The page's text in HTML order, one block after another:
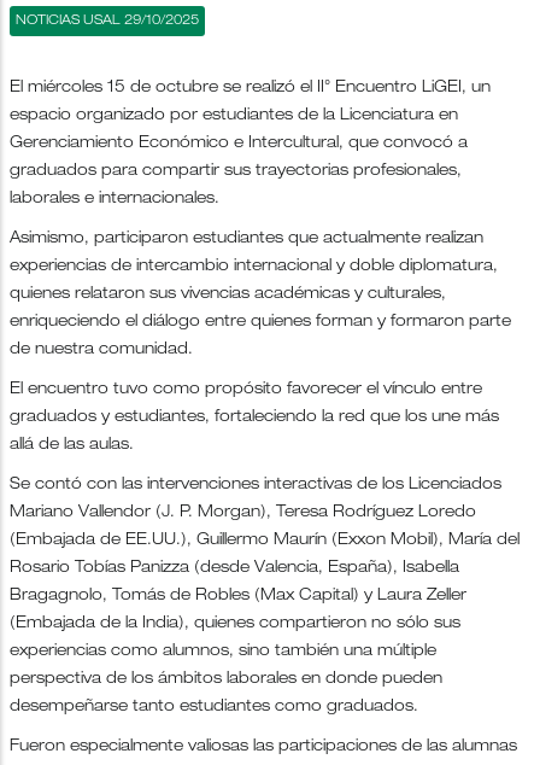
NOTICIAS USAL 29/10/2025
El miércoles 15 de octubre se realizó el II° Encuentro LiGEI, un
espacio organizado por estudiantes de la Licenciatura en
Gerenciamiento Económico e Intercultural, que convocó a
graduados para compartir sus trayectorias profesionales,
laborales e internacionales.
Asimismo, participaron estudiantes que actualmente realizan
experiencias de intercambio internacional y doble diplomatura,
quienes relataron sus vivencias académicas y culturales,
enriqueciendo el diálogo entre quienes forman y formaron parte
de nuestra comunidad.
El encuentro tuvo como propósito favorecer el vínculo entre
graduados y estudiantes, fortaleciendo la red que los une más
allá de las aulas.
Se contó con las intervenciones interactivas de los Licenciados
Mariano Vallendor (J. P. Morgan), Teresa Rodríguez Loredo
(Embajada de EE.UU.), Guillermo Maurín (Exxon Mobil), María del
Rosario Tobías Panizza (desde Valencia, España), Isabella
Bragagnolo, Tomás de Robles (Max Capital) y Laura Zeller
(Embajada de la India), quienes compartieron no sólo sus
experiencias como alumnos, sino también una múltiple
perspectiva de los ámbitos laborales en donde pueden
desempeñarse tanto estudiantes como graduados.
Fueron especialmente valiosas las participaciones de las alumnas